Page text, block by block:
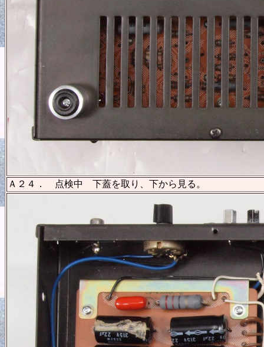
Ａ２４． 点検中 下蓋を取り、下から見る。